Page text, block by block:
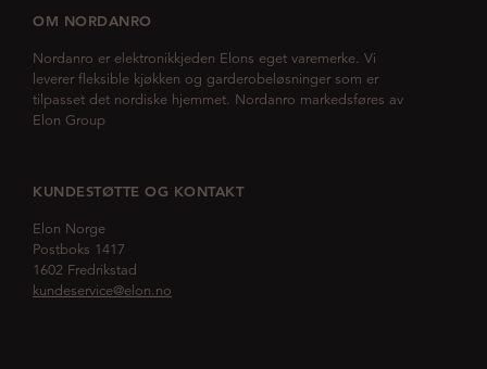
OM NORDANRO
Nordanro er elektronikkjeden Elons eget varemerke. Vi
leverer fleksible kjøkken og garderobeløsninger som er
tilpasset det nordiske hjemmet. Nordanro markedsføres av
Elon Group
KUNDESTØTTE OG KONTAKT
Elon Norge
Postboks 1417
1602 Fredrikstad
kundeservice@elon.no